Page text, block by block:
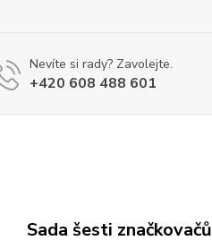
Nevíte si rady? Zavolejte.
+420 608 488 601
Sada šesti značkovačů